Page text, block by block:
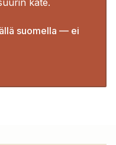
kate.
suomella — ei